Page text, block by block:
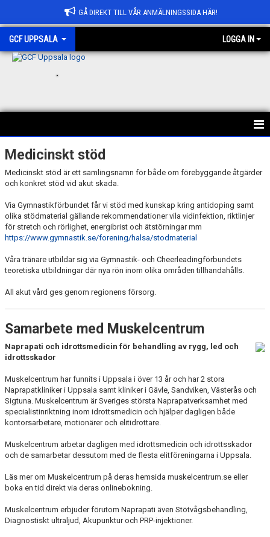
GÅ DIREKT TILL VÅR ANMÄLNINGSSIDA HÄR!
GCF UPPSALA LOGGA IN
.
HEM
ANMÄLAN
OM GCF UPPSALA
FÖRENINGSKOLLEKTION
BÖRJA HOS OSS
FÖR MEDLEMMAR
HÄLSA & FÖRSÄKRING
MEDLEMSAPPEN
PARTNERS
TRYGG IDROTT
Medicinskt stöd
Medicinskt stöd är ett samlingsnamn för både om förebyggande åtgärder
och konkret stöd vid akut skada.
Via Gymnastikförbundet får vi stöd med kunskap kring antidoping samt
olika stödmaterial gällande rekommendationer vila vidinfektion, riktlinjer
för stretch och rörlighet, energibrist och ätstörningar mm
https://www.gymnastik.se/forening/halsa/stodmaterial
Våra tränare utbildar sig via Gymnastik- och Cheerleadingförbundets
teoretiska utbildningar där nya rön inom olika områden tillhandahålls.
All akut vård ges genom regionens försorg.
Samarbete med Muskelcentrum
Naprapati och idrottsmedicin för behandling av rygg, led och
idrottsskador
Muskelcentrum har funnits i Uppsala i över 13 år och har 2 stora
Naprapatkliniker i Uppsala samt kliniker i Gävle, Sandviken, Västerås och
Sigtuna. Muskelcentrum är Sveriges största Naprapatverksamhet med
specialistinriktning inom idrottsmedicin och hjälper dagligen både
kontorsarbetare, motionärer och elitidrottare.
Muskelcentrum arbetar dagligen med idrottsmedicin och idrottsskador
och de samarbetar dessutom med de flesta elitföreningarna i Uppsala.
Läs mer om Muskelcentrum på deras hemsida muskelcentrum.se eller
boka en tid direkt via deras onlinebokning.
Muskelcentrum erbjuder förutom Naprapati även Stötvågsbehandling,
Diagnostiskt ultraljud, Akupunktur och PRP-injektioner.